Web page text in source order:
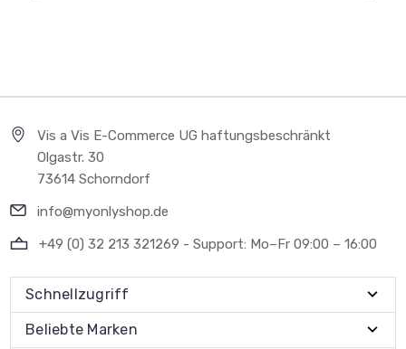
Vis a Vis E-Commerce UG haftungsbeschränkt
Olgastr. 30
73614 Schorndorf
info@myonlyshop.de
+49 (0) 32 213 321269 - Support: Mo–Fr 09:00 – 16:00
Schnellzugriff
Beliebte Marken